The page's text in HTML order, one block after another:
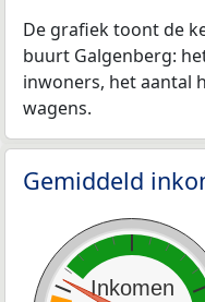
De grafiek toont de
buurt Galgenberg:
inwoners, het aantal
wagens.
Gemiddeld
Inkomen